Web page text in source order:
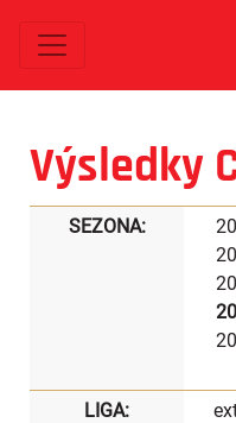
Výsledky
SEZONA:
LIGA: